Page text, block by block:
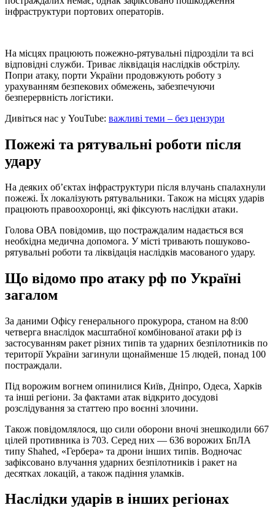
інфраструктури портових операторів.
На місцях працюють пожежно-рятувальні підрозділи та всі
відповідні служби. Триває ліквідація наслідків обстрілу.
Попри атаку, порти України продовжують роботу з
урахуванням безпекових обмежень, забезпечуючи
безперервність логістики.
Дивіться нас у YouTube: важливі теми – без цензури
Пожежі та рятувальні роботи після
удару
На деяких об’єктах інфраструктури після влучань спалахнули
пожежі. Їх локалізують рятувальники. Також на місцях ударів
працюють правоохоронці, які фіксують наслідки атаки.
Голова ОВА повідомив, що постраждалим надається вся
необхідна медична допомога. У місті тривають пошуково-
рятувальні роботи та ліквідація наслідків масованого удару.
Що відомо про атаку рф по Україні
загалом
За даними Офісу генерального прокурора, станом на 8:00
четверга внаслідок масштабної комбінованої атаки рф із
застосуванням ракет різних типів та ударних безпілотників по
території України загинули щонайменше 15 людей, понад 100
постраждали.
Під ворожим вогнем опинилися Київ, Дніпро, Одеса, Харків
та інші регіони. За фактами атак відкрито досудові
розслідування за статтею про воєнні злочини.
Також повідомлялося, що сили оборони вночі знешкодили 667
цілей противника із 703. Серед них — 636 ворожих БпЛА
типу Shahed, «Гербера» та дрони інших типів. Водночас
зафіксовано влучання ударних безпілотників і ракет на
десятках локацій, а також падіння уламків.
Наслідки ударів в інших регіонах